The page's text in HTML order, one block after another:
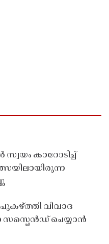
സ്വയം കാറോടിച്ച്
വിവാദ
ചെയ്യാൻ